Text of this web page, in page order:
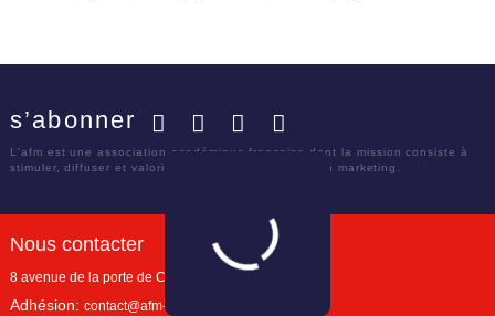
s’abonner
L'afm est une association académique française dont la mission consiste à
stimuler, diffuser et valoriser le savoir scientifique en marketing.
Nous contacter
8 avenue de la porte de Champerret
Adhésion: contact@afm-marketing.org